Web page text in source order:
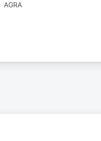
AGRA